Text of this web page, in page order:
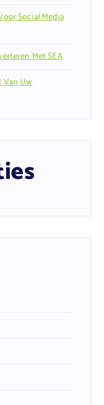
Social Media
Met SEA
Van Uw